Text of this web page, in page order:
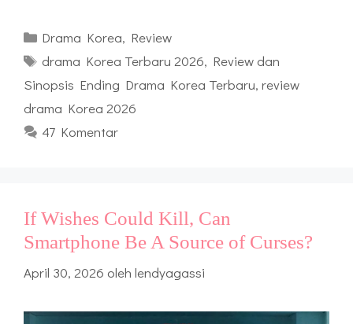
Kategori
Drama Korea, Review
Tag
drama Korea Terbaru 2026, Review dan
Sinopsis Ending Drama Korea Terbaru, review
drama Korea 2026
47 Komentar
If Wishes Could Kill, Can
Smartphone Be A Source of Curses?
April 30, 2026 oleh lendyagassi